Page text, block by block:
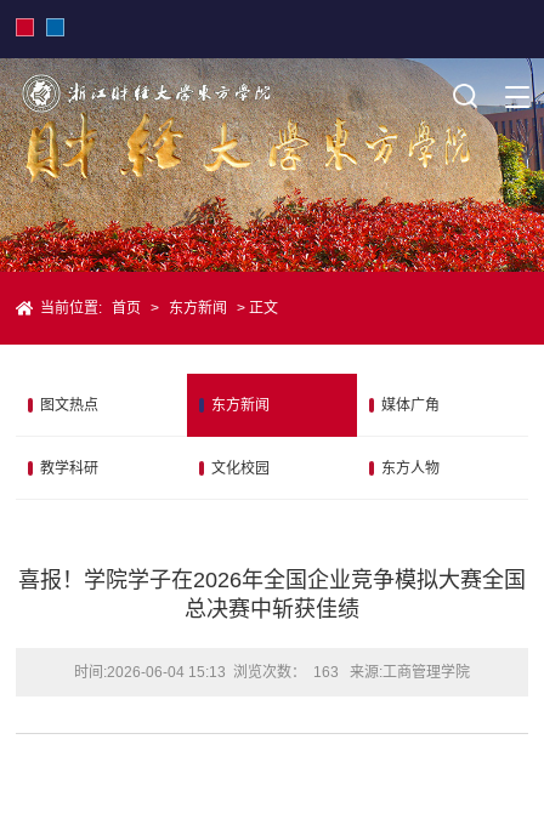
当前位置: 首页 > 东方新闻 > 正文
图文热点 东方新闻 媒体广角
教学科研 文化校园 东方人物
喜报！学院学子在2026年全国企业竞争模拟大赛全国
总决赛中斩获佳绩
时间:2026-06-04 15:13 浏览次数： 163 来源:工商管理学院